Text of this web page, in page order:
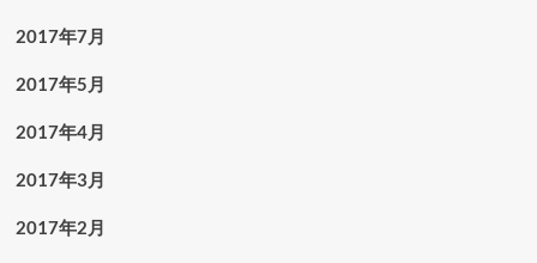
2017年7月
2017年5月
2017年4月
2017年3月
2017年2月